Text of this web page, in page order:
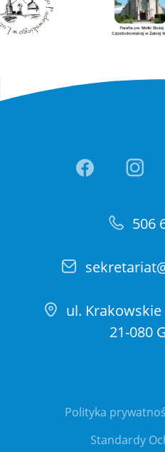
Link
506
ul.
21-080
Polityka
Standardy